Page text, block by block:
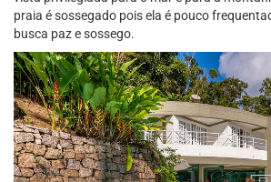
praia é sossegado pois ela é pouco
busca paz e sossego.